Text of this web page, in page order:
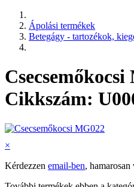
Ápolási termékek
Betegágy - tartozékok,
Csecsemőkocsi
Cikkszám:
×
Kérdezzen email-ben,